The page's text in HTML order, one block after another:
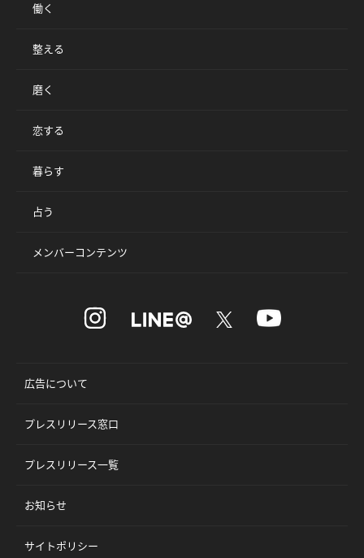
働く
整える
磨く
恋する
暮らす
占う
メンバーコンテンツ
広告について
プレスリリース窓口
プレスリリース一覧
お知らせ
サイトポリシー